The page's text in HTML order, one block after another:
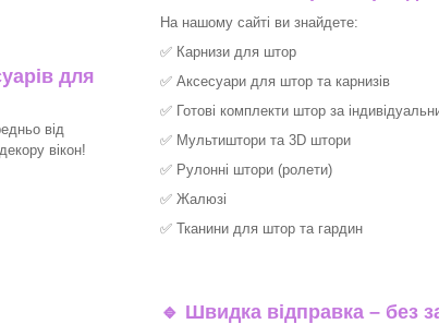
для
від
вікон!​
На нашому сайті ви знайдете:
✅ Карнизи для штор
✅ Аксесуари для штор та карнизів
✅ Готові комплекти штор за
✅ Мультиштори та 3D штори
✅ Рулонні штори (ролети)
✅ Жалюзі
✅ Тканини для штор та гардин
🔹 Швидка відправка – без